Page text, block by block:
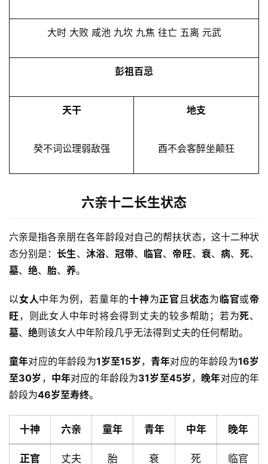
大时 大败 咸池 九坎 九焦 往亡 五离 元武
彭祖百忌
天干
癸不词讼理弱敌强
地支
酉不会客醉坐颠狂
六亲十二长生状态
六亲是指各亲朋在各年龄段对自己的帮扶状态，这十二种状
态分别是：长生、 沐浴、 冠带、 临官、 帝旺、 衰、 病、死、
墓、 绝、 胎、 养。
以女人中年为例，若童年的十神为正官且状态为临官或帝
旺，则此女人中年时将会得到丈夫的较多帮助；若为死、
墓、 绝则该女人中年阶段几乎无法得到丈夫的任何帮助。
童年对应的年龄段为1岁至15岁，青年对应的年龄段为16岁
至30岁 ， 中年对应的年龄段为31岁至45岁， 晚年对应的年
龄段为46岁至寿终。
十神 六亲 童年 青年 中年 晚年
正官 丈夫 胎 衰 死 临官